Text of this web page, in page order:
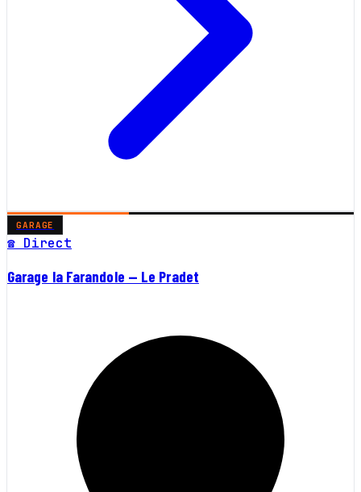
GARAGE
☎ Direct
Garage la Farandole — Le Pradet